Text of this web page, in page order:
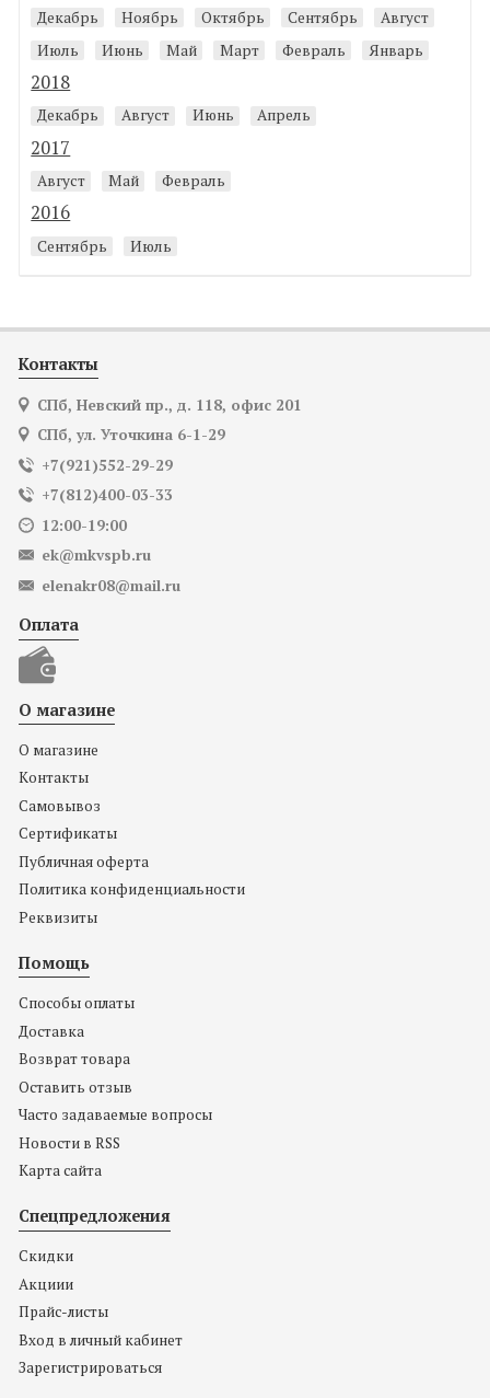
Декабрь Ноябрь Октябрь Сентябрь
Август
Июль
Июнь Май Март Февраль Январь
2018
Декабрь Август Июнь Апрель
2017
Август Май Февраль
2016
Сентябрь Июль
Контакты
СПб, Невский пр., д. 118, офис 201
СПб, ул. Уточкина 6-1-29
+7(921)552-29-29
+7(812)400-03-33
12:00-19:00
ek@mkvspb.ru
elenakr08@mail.ru
Оплата
О магазине
О магазине
Контакты
Самовывоз
Сертификаты
Публичная оферта
Политика конфиденциальности
Реквизиты
Помощь
Способы оплаты
Доставка
Возврат товара
Оставить отзыв
Часто задаваемые вопросы
Новости в RSS
Карта сайта
Спецпредложения
Скидки
Акциии
Прайс-листы
Вход в личный кабинет
Зарегистрироваться